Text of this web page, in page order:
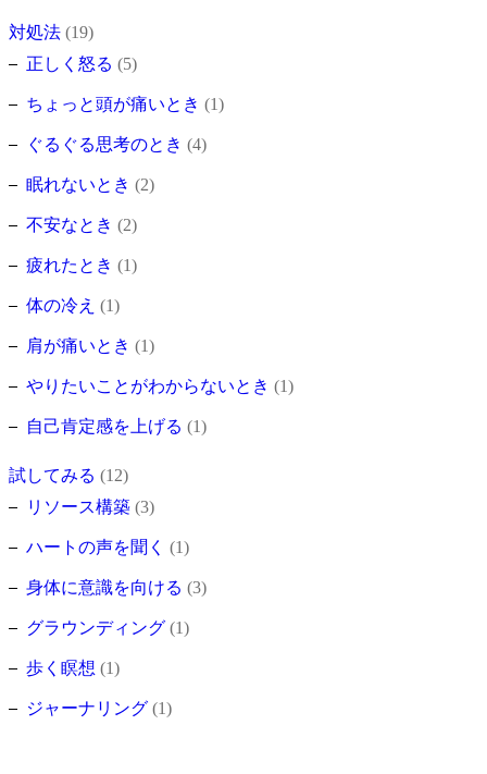
対処法 (19)
正しく怒る (5)
ちょっと頭が痛いとき (1)
ぐるぐる思考のとき (4)
眠れないとき (2)
不安なとき (2)
疲れたとき (1)
体の冷え (1)
肩が痛いとき (1)
やりたいことがわからないとき (1)
自己肯定感を上げる (1)
試してみる (12)
リソース構築 (3)
ハートの声を聞く (1)
身体に意識を向ける (3)
グラウンディング (1)
歩く瞑想 (1)
ジャーナリング (1)